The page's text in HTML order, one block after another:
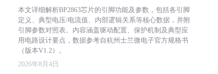
本文详细解析BP2863芯片的引脚功能及参数，包括各引脚
定义、典型电压/电流值、内部逻辑关系等核心数据，并附
引脚参数对照表。内容涵盖驱动配置、保护机制及典型应
用电路设计要点，数据参考自杭州士兰微电子官方规格书
（版本V1.2）。
2026年8月4日